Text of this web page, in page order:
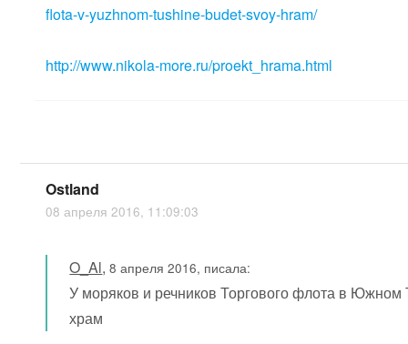
flota-v-yuzhnom-tushine-budet-svoy-hram/
http://www.nikola-more.ru/proekt_hrama.html
Ostland
08 апреля 2016, 11:09:03
O_Al,8 апреля 2016, писала:
У моряков и речников Торгового флота в Южном
храм